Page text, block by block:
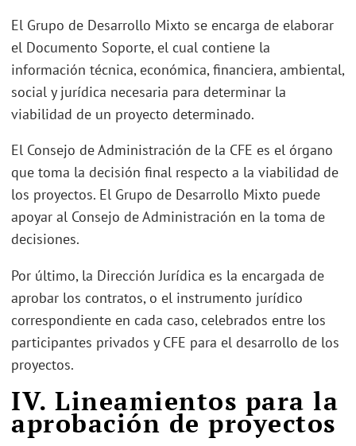
El Grupo de Desarrollo Mixto se encarga de elaborar
el Documento Soporte, el cual contiene la
información técnica, económica, financiera, ambiental,
social y jurídica necesaria para determinar la
viabilidad de un proyecto determinado.
El Consejo de Administración de la CFE es el órgano
que toma la decisión final respecto a la viabilidad de
los proyectos. El Grupo de Desarrollo Mixto puede
apoyar al Consejo de Administración en la toma de
decisiones.
Por último, la Dirección Jurídica es la encargada de
aprobar los contratos, o el instrumento jurídico
correspondiente en cada caso, celebrados entre los
participantes privados y CFE para el desarrollo de los
proyectos.
IV. Lineamientos para la
aprobación de proyectos